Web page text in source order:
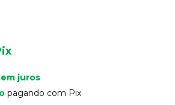
juros
pagando com Pix